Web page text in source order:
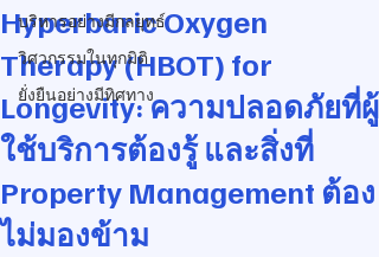
บริหารอย่างมีกลยุทธ์
วิศวกรรมในทุกมิติ
ยั่งยืนอย่างมีทิศทาง
Hyperbaric Oxygen
Therapy (HBOT) for
Longevity: ความปลอดภัยที่ผู้
ใช้บริการต้องรู้ และสิ่งที่
Property Management ต้อง
ไม่มองข้าม